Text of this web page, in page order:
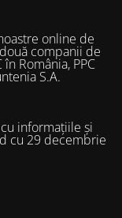
online de
companii de
România, PPC
S.A.
informațiile și
cu 29 decembrie